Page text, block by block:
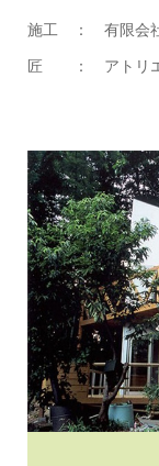
施工 ： 有限会
匠 ： アトリエ